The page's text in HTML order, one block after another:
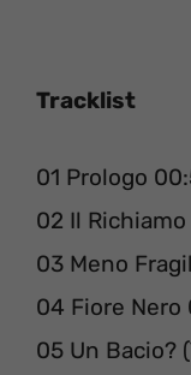
Tracklist
01 Prologo
02 Il
03 Meno
04 Fiore Nero
05 Un Bacio?